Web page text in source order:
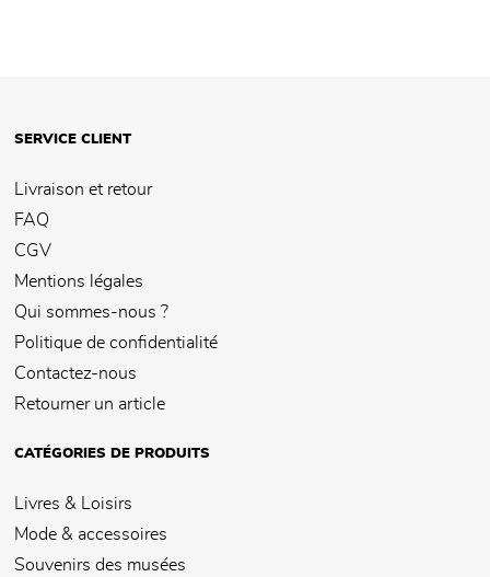
SERVICE CLIENT
Livraison et retour
FAQ
CGV
Mentions légales
Qui sommes-nous ?
Politique de confidentialité
Contactez-nous
Retourner un article
CATÉGORIES DE PRODUITS
Livres & Loisirs
Mode & accessoires
Souvenirs des musées